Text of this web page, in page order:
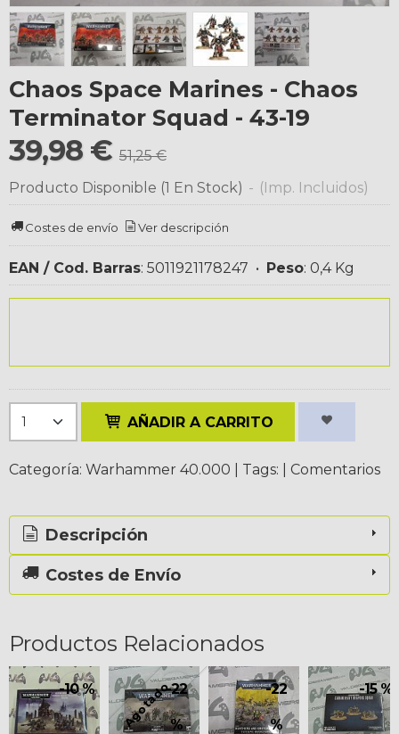
Chaos Space Marines - Chaos
Terminator Squad - 43-19
39,98 € 51,25 €
Producto Disponible (1 En Stock) - (Imp. Incluidos)
Costes de envío Ver descripción
EAN / Cod. Barras: 5011921178247 • Peso: 0,4 Kg
AÑADIR A CARRITO
Categoría: Warhammer 40.000 Tags: Comentarios
Descripción
Costes de Envío
Productos Relacionados
-10 % Agotado-22
%
-22
%
-15 %